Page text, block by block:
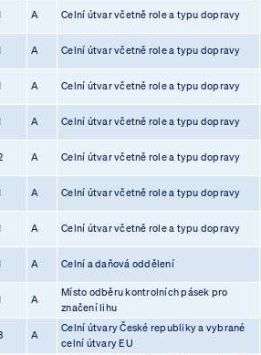
A Celní útvar včetně role a typu dopravy
A Celní útvar včetně role a typu dopravy
A Celní útvar včetně role a typu dopravy
A Celní útvar včetně role a typu dopravy
A Celní útvar včetně role a typu dopravy
A Celní útvar včetně role a typu dopravy
A Celní útvar včetně role a typu dopravy
A Celní a daňová oddělení
A
Místo odběru kontrolních pásek pro
značení lihu
A
Celní útvary České republiky a vybrané
celní útvary EU